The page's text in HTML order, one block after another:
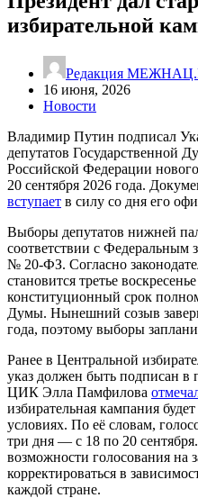
избирательной
Редакция
16 июня, 2026
Новости
Владимир Путин подписал
депутатов Государственной
Российской Федерации
20 сентября 2026 года.
вступает в силу со дня его
Выборы депутатов нижней
соответствии с Федеральным
№ 20-ФЗ. Согласно
становится третье
конституционный срок
Думы. Нынешний созыв
года, поэтому выборы
Ранее в Центральной
указ должен быть подписан в
ЦИК Элла Памфилова
избирательная кампания
условиях. По её словам,
три дня — с 18 по 20
возможности голосования на
корректироваться в
каждой стране.